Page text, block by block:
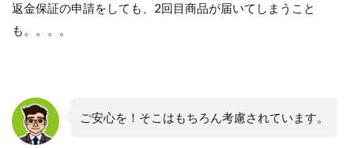
返金保証の申請をしても、2回目商品が届いてしまうこと
も。。。。
ご安心を！そこはもちろん考慮されています。